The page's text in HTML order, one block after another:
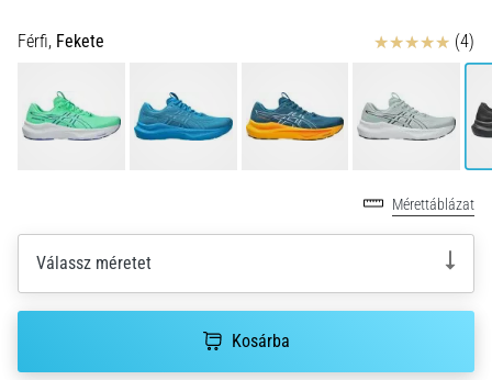
a…
2026.08.06.
•
párnázással
Melyek
a
TOP
nagyobb
Férfi, Fekete Értékelés (4)
Mérettáblázat
Válassz méretet
Kosárba